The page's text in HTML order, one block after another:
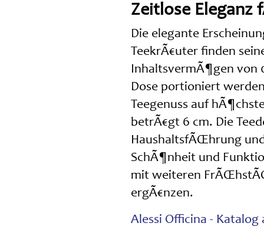
Zeitlose Eleganz
Die elegante
TeekrÃ€uter finden
InhaltsvermÃ¶gen von
Dose portioniert
Teegenuss auf
betrÃ€gt 6 cm. Die
HaushaltsfÃŒhrung
SchÃ¶nheit und
mit weiteren
ergÃ€nzen.
Alessi Officina - Katalog